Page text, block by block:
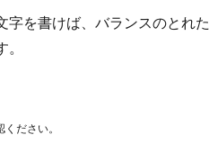
字を書けば、バランスのとれた
ださい。